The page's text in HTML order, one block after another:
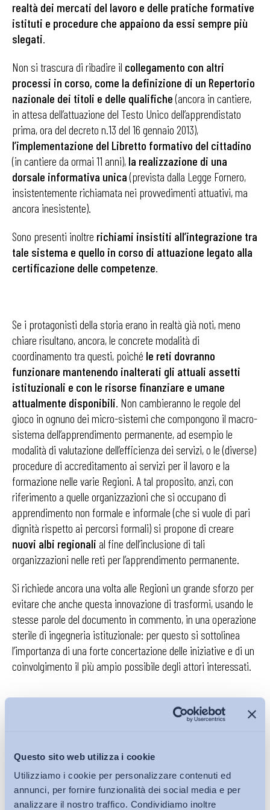
Questo sito web utilizza i cookie
Utilizziamo i cookie per personalizzare contenuti ed
annunci, per fornire funzionalità dei social media e per
analizzare il nostro traffico. Condividiamo inoltre
realtà dei mercati del lavoro e delle pratiche formative
istituti e procedure che appaiono da essi sempre più
slegati.
Non si trascura di ribadire il collegamento con altri
processi in corso, come la definizione di un Repertorio
nazionale dei titoli e delle qualifiche(ancora in cantiere,
in attesa dell’attuazione del Testo Unico dell’apprendistato
prima, ora del decreto n.13 del 16 gennaio 2013),
l’implementazione del Libretto formativo del cittadino
(in cantiere da ormai 11 anni), la realizzazione di una
dorsale informativa unica(prevista dalla Legge Fornero,
insistentemente richiamata nei provvedimenti attuativi, ma
ancora inesistente).
Sono presenti inoltre richiami insistiti all’integrazione tra
tale sistema e quello in corso di attuazione legato alla
certificazione delle competenze.
Se i protagonisti della storia erano in realtà già noti, meno
chiare risultano, ancora, le concrete modalità di
coordinamento tra questi, poiché le reti dovranno
funzionare mantenendo inalterati gli attuali assetti
istituzionali e con le risorse finanziare e umane
attualmente disponibili. Non cambieranno le regole del
gioco in ognuno dei micro-sistemi che compongono il macro-
sistema dell’apprendimento permanente, ad esempio le
modalità di valutazione dell’efficienza dei servizi, o le (diverse)
procedure di accreditamento ai servizi per il lavoro e la
formazione nelle varie Regioni. A tal proposito, anzi, con
riferimento a quelle organizzazioni che si occupano di
apprendimento non formale e informale (che si vuole di pari
dignità rispetto ai percorsi formali) si propone di creare
nuovi albi regionali al fine dell’inclusione di tali
organizzazioni nelle reti per l’apprendimento permanente.
Si richiede ancora una volta alle Regioni un grande sforzo per
evitare che anche questa innovazione di trasformi, usando le
stesse parole del documento in commento, in una operazione
sterile di ingegneria istituzionale: per questo si sottolinea
l’importanza di una forte concertazione delle iniziative e di un
coinvolgimento il più ampio possibile degli attori interessati.
Garanzia Giovanirappresenti un
un programma che ha proprio l’obiettivo di mettere in rete
tutti gli operatori del mercato del lavoro in modo da offrire ai
giovani in cerca di occupazioneuna filiera di servizi
integrati, differenziati ed efficienti, dall’accoglienza